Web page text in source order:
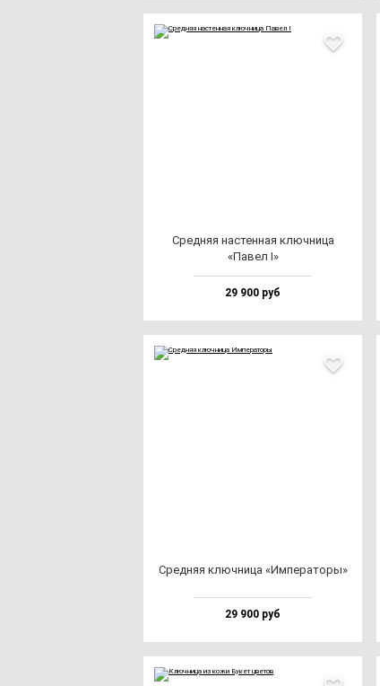
Сред­няя нас­тен­ная ключ­ни­ца
«Павел I»
29 900 руб
Сред­няя ключ­ни­ца «Импе­ра­то­ры»
29 900 руб